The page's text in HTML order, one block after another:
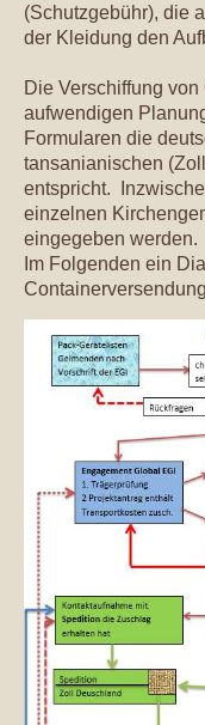
(Schutzgebühr), die
der Kleidung den
Die Verschiffung
aufwendigen
Formularen die
tansanianischen
entspricht.
einzelnen
eingegeben werden.
Im Folgenden ein